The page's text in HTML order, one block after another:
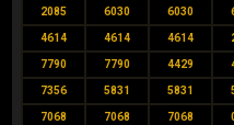
2085 6030 6030
4614 4614 4614
7790 7790 4429
7356 5831 5831
7068 7068 7068